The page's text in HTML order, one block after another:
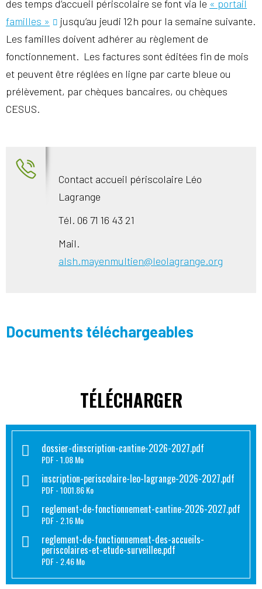
des temps d’accueil périscolaire se font via le « portail
familles »
jusqu’au jeudi 12h pour la semaine suivante.
Les familles doivent adhérer au règlement de
fonctionnement. Les factures sont éditées fin de mois
et peuvent être réglées en ligne par carte bleue ou
prélèvement, par chèques bancaires, ou chèques
CESUS.
Contact accueil périscolaire Léo
Lagrange
Tél. 06 71 16 43 21
Mail.
alsh.mayenmultien@leolagrange.org
Documents téléchargeables
TÉLÉCHARGER
dossier-dinscription-cantine-2026-2027.pdf
PDF 1.08 Mo
inscription-periscolaire-leo-lagrange-2026-2027.pdf
PDF 1001.86 Ko
reglement-de-fonctionnement-cantine-2026-2027.pdf
PDF 2.16 Mo
reglement-de-fonctionnement-des-accueils-
periscolaires-et-etude-surveillee.pdf
PDF 2.46 Mo